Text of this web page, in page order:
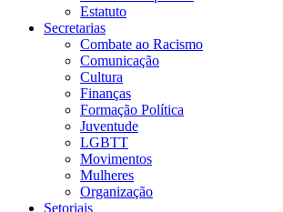
Estatuto
Secretarias
Combate ao Racismo
Comunicação
Cultura
Finanças
Formação Política
Juventude
LGBTT
Movimentos
Mulheres
Organização
Setoriais